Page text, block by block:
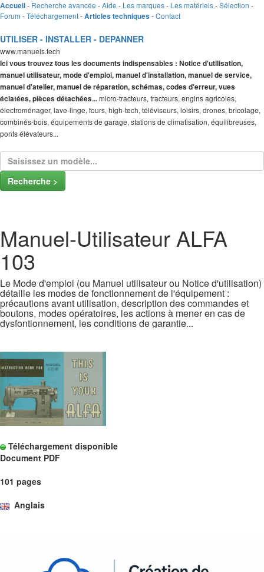
Accueil- Recherche avancée -Aide - Les marques- Les matériels-Sélection -
Forum -Téléchargement-Articles techniques -Contact
UTILISER - INSTALLER - DEPANNER
www.manuels.tech
Ici vous trouvez tous les documents indispensables : Notice d'utilisation,
manuel utilisateur, mode d'emploi, manuel d'installation, manuel de service,
manuel d'atelier, manuel de réparation, schémas, codes d'erreur, vues
éclatées, pièces détachées...micro-tracteurs, tracteurs, engins agricoles,
électroménager, lave-linge, fours, high-tech, téléviseurs, loisirs, drones, bricolage,
combinés-bois, équipements de garage, stations de climatisation, équilibreuses,
ponts élévateurs...
Recherche >
Manuel-Utilisateur ALFA
103
Le Mode d'emploi (ou Manuel utilisateur ou Notice d'utilisation)
détaille les modes de fonctionnement de l'équipement :
précautions avant utilisation, description des commandes et
boutons, modes opératoires, les actions à mener en cas de
dysfontionnement, les conditions de garantie...
Téléchargement disponible
Document PDF
101 pages
Anglais